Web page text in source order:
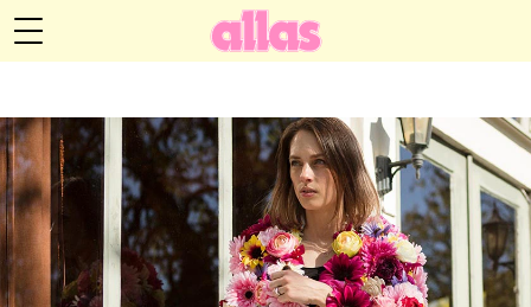
Hälsa
Relationer
Anna María Larssons blogg
Hem
Om Anna María
Arkiv
Kontakt